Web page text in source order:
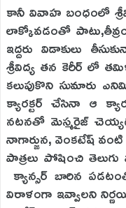
కానీ వివాహ బంధంలో
లాక్కోవడంతో
ఇద్దరు విడాకులు
శ్రీవిద్య తన కెరీర్ లో
కలుపుకొని సుమారు
క్యారక్టర్ చేసినా ఆ
నటనతో మెస్మరైజ్
నాగార్జున, వెంకటేష్
పాత్రలు పోషించి
క్యాన్సర్ బారిన
విరాళంగా ఇవ్వాలని